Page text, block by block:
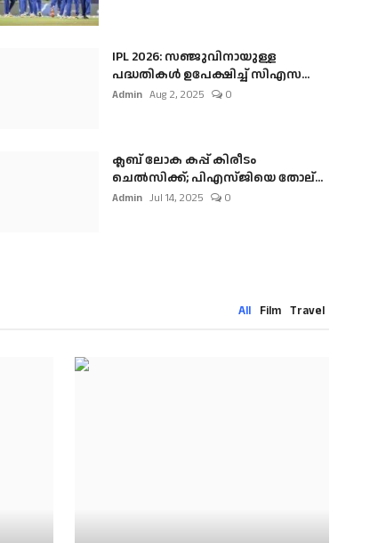
IPL 2026: സഞ്ജുവിനായുള്ള
പദ്ധതികൾ ഉപേക്ഷിച്ച് സിഎസ...
Admin Aug 2, 2025 0
ക്ലബ് ലോക കപ്പ് കിരീടം
ചെല്‍സിക്ക്; പിഎസ്ജിയെ തോല്...
Admin Jul 14, 2025 0
All Film Travel